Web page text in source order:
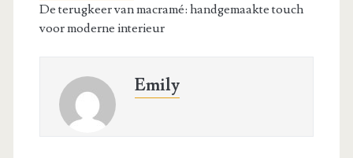
De terugkeer van macramé: handgemaakte touch
voor moderne interieur
Emily